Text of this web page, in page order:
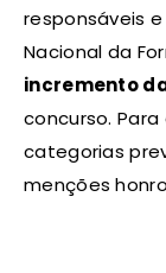
responsáveis
Nacional da
incremento
concurso.
categorias
menções